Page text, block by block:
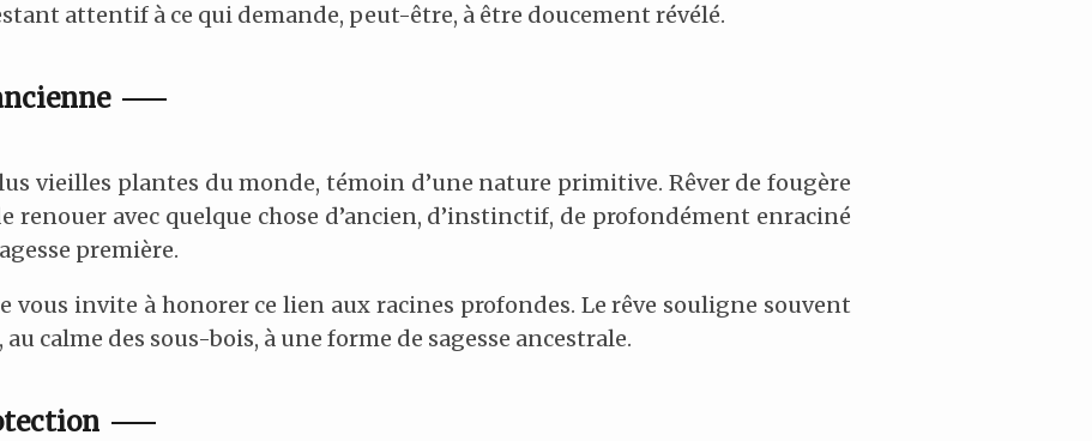
attentif à ce qui demande, peut-être, à être doucement révélé.
vieilles plantes du monde, témoin d’une nature primitive. Rêver de fougère
renouer avec quelque chose d’ancien, d’instinctif, de profondément enraciné
première.
vous invite à honorer ce lien aux racines profondes. Le rêve souligne souvent
calme des sous-bois, à une forme de sagesse ancestrale.